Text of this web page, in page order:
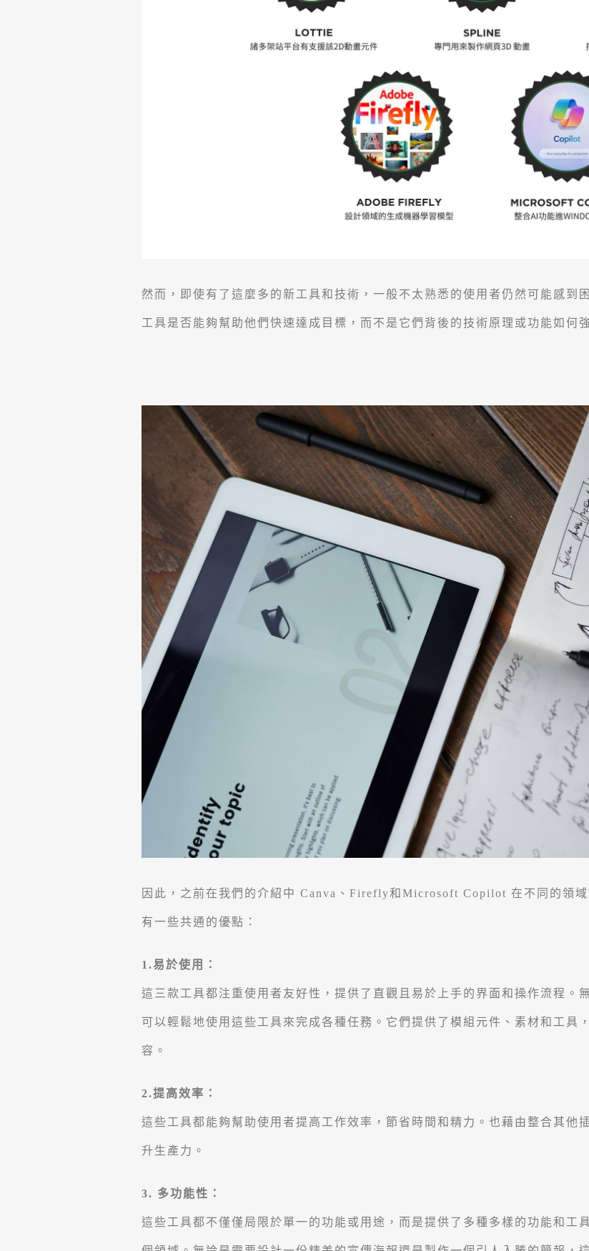
然而，即使有了這麼多的新工具和技術，一般不太熟悉的使用者仍然可能感到
工具是否能夠幫助他們快速達成目標，而不是它們背後的技術原理或功能如何
因此，之前在我們的介紹中 Canva、Firefly和Microsoft Copilot 在不同的領
有一些共通的優點：
1.易於使用：
這三款工具都注重使用者友好性，提供了直觀且易於上手的界面和操作流程。
可以輕鬆地使用這些工具來完成各種任務。它們提供了模組元件、素材和工具
容。
2.提高效率：
這些工具都能夠幫助使用者提高工作效率，節省時間和精力。也藉由整合其他
升生產力。
3. 多功能性：
這些工具都不僅僅局限於單一的功能或用途，而是提供了多種多樣的功能和工